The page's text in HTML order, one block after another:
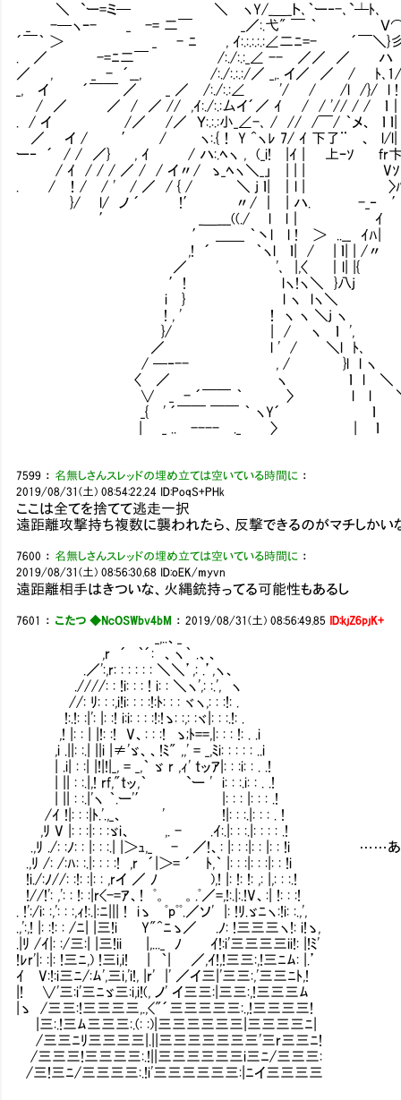
＼ `ー=ミ─ ＼ ヽY/_＿_ト､｀ー‐-､`┴ﾄ､
_ -─ヽｰ- _ -= 二￣ _／:.弋" ￣ ｀ Ｖ⌒
´￣｀ ＞ _ - ﾆ , ｲ:.:.:.:.:∠二ﾆ=- ´￣＼}
. ／ -=ﾆ二￣ /:./:.:_∠ -- ／／ ／ ハ ∧
／ , _ - ´__, /:./:.:.:/／ _,. イ／ ／ / ﾄ､
_, イ ´￣￣ ／ _ ／ /:./:.:∠ '/ / /l /}/ l !
/ ／ ／ / ／ // ,ｲ:./:.:厶イ´／ ｲ / / '// / / ｌ｜
. / イ /／ /／ Ｙ:.:.:小_∠-､ / // /￣/ ｀メ、 ｌ
／ イ / ′ / ヽ:.{！ Y ^ヽﾚ 7/ ｲ 下了¨㍉、 l/l|
ー‐ ´ / / ／} , ｲ / ハ:.ﾍヽ , (_i! |ｲ | 上ｰｿ fr卞
/ ｲ / / / ／ / / イ〃/ ゝ_ﾍヽ＼_」 | | | Vｿ!
. / ！/ / ' / ／ / { / ＼ j ｌ| ｜l | 〉ﾊ
}/ l/ ノ ´ !′ 〃/ ｜ | ハ. -_‐ ′/ ″ ……いや、出
′ _＿___((./ l l｜ ｲ ある意味、バ
′ ＿＿ ｀丶l l ! ＞ ..__ ｲﾊ|
,! ´ ｀ヽl ｌ| / | ｌ| | /〃
／ '､ |,〈 ｜l| |{〝
′! lヽ!ヽ＼ }八j
i } l ヽ lヽ＼
! , ' ！ ヽ ヽ ＼j ヽ
}/ | / ヽ ｌ ',
／ l ' / ＼l ﾄ､
/ ─‐-- , / }l l ヽ
〈 ／ ヽ ｌ l ＼
∨ _ - ´￣￣ ｀ 〉 l l
_{ ' ´￣￣ ￣￣ ｀ ヽY´ ￤ ｌ
| _ .. ---- ._ 〉 | ｌ
7599 ： 名無しさんスレッドの埋め立ては空いている時間に ：
2019/08/31(土) 08:54:22.24 ID:PoqS+PHk
ここは全てを捨てて逃走一択
遠距離攻撃持ち複数に襲われたら、反撃できるのがマチしかい
7600 ： 名無しさんスレッドの埋め立ては空いている時間に ：
2019/08/31(土) 08:56:30.68 ID:oEK/myvn
遠距離相手はきついな、火縄銃持ってる可能性もあるし
7601 ： こたつ ◆NcOSWbv4bM ：2019/08/31(土) 08:56:49.85 ID:kjZ6pjK+
_,..、_
,r ´ ｀´: 、ヽ｀ .、、
.／':,r: : : : : : ＼＼’,: .’,ヽ、
.////: : !i: : : ! i: : ＼ヽ',: :.', ヽ
//: ﾘ: : :,i!i: : : :!:ﾄ: : : ヾヽ,: : :!: .
!:.!: :|': |: :! i:i: : : :!:!ゝ: :,: :ヾ|: : :.!: .
,! |: : | |!: :! V、: : :! ゝ;ﾄ==,|: : : !: . .i
,i .||: :.| ||i |≠'ゞ、、!ﾐ" ,,' = _,ﾐi: : : : : ..i
| .i| : :| |!|!|_, = _,｀ ゞ r ,ｨ' tッｱ|: : :i: : . .!
| || : :.|,! rf,"tッ,｀ `ー ' i: : :.i: : . .!
| || : :.|'ヽ ｀.ー'′ |: : : |: : : .!
/ｲ !|: : :|ﾄ.'.,_、 ' !|: : :.|: : : . !
,ﾘ V |: : :|: : :ゞi、 ,. - .ｲ:.|: : :.|: : : : .!
.,ﾘ ./: :ﾉ: : |: : :.| |＞ｭ,_ - ／!、: |: : :|: : |: : !i ……あれ
.,ﾘ /: /:ﾊ: :.|: : : :! ,r ´|＞= ´ ﾄ,｀ |: : :|: : :|: : !i
!i./:ﾉ//: :!: :|: : ,rイ ／ ﾉ ),! |: !: !: ,: |,: : :.!
!//!': ,': : !: :|r<-=ｱ、! ﾟ。 。.ﾟ／=,!:.|:.!V、:| !: : :!
. !':/i: :,': : :,ｨ!:.|:ﾆ||| ! iゝ ﾟpﾟﾟ.／ソ' |: !ﾘ.ゞﾆヽ:!i: :.,',
.,':,! |: :!: : /ﾆ| |三!i Y"^ﾆゝ／ .ﾉ: !三三三ヽ!: i!ゝ,
.|ﾘ /ｲ|: :/三:| |三!ii |,..._ ﾉ ｲ!:i'三三三三ii!: |!ﾐ'
!ﾚr'|: :|: !三ﾆ,) !三i,i! | ｀| ／,ｲ!,!三三:,!三ﾆﾑ: |.’
ｲ V:!:i三ﾆ/:ﾑ',三i,'i!, |r' |' ／イ三|'三三:,'三三ﾆﾄ,!
|! ∨'三:i'三ﾆゞ三:i,i!(, ノ' イ三三:|三三:,!三三三ﾑ
|ゝ /三三:!三三三三,.,<"´三三三三三:.,!三三三三!
|三:.!三ﾑ三三三:.(: :)|三三三三三三|三三三三ﾆ|
/三三ﾆﾘ三三三三|.||三三三三三三三'三r三三ﾆ!
/三三三!三三三三:.!||三三三三三三i三ﾆ/三三三:
/三!三ﾆ/三三三三:.!i'三三三三三三:|ﾆイ三三三三